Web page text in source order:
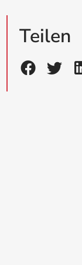
Teilen